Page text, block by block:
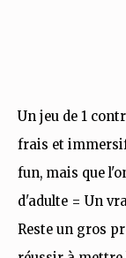
Un jeu de 1
frais et
fun, mais que
d'adulte = Un
Reste un gros